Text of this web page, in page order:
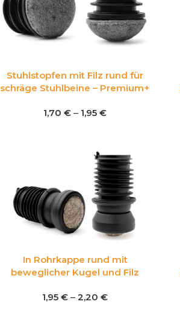
Stuhlstopfen mit Filz rund für
schräge Stuhlbeine – Premium+
1,70€ – 1,95€
In Rohrkappe rund mit
beweglicher Kugel und Filz
1,95€ –2,20€